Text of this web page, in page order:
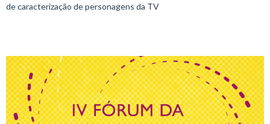
de caracterização de personagens da TV